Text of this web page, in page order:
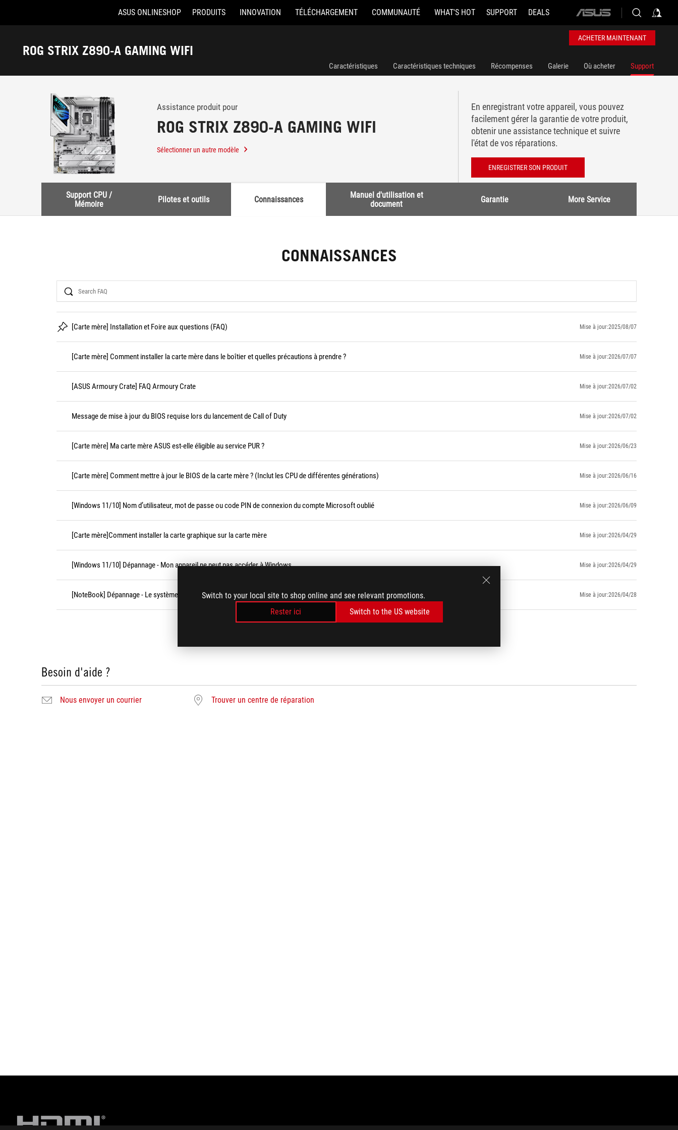
Switch to your local site to shop online and see relevant promotions.
Rester ici
Switch to the US website
Accessibility links
ASUS ONLINESHOP PRODUITS INNOVATION TÉLÉCHARGEMENT COMMUNAUTÉ WHAT'S HOT SUPPORT DEALS
ASUS
logo
ROG STRIX Z890-A GAMING WIFI
ACHETER MAINTENANT
Caractéristiques Caractéristiques techniques Récompenses Galerie Où acheter Support
Assistance produit pour
ROG STRIX Z890-A GAMING WIFI
Sélectionner un autre modèle
En enregistrant votre appareil, vous pouvez
facilement gérer la garantie de votre produit,
obtenir une assistance technique et suivre
l'état de vos réparations.
ENREGISTRER SON PRODUIT
Support CPU /
Mémoire
Pilotes et outils Connaissances
Manuel d'utilisation et
document
Garantie More Service
CONNAISSANCES
Search
[Carte mère] Installation et Foire aux questions (FAQ) Mise à jour:2025/08/07
[Carte mère] Comment installer la carte mère dans le boîtier et quelles précautions à prendre ? Mise à jour:2026/07/07
[ASUS Armoury Crate] FAQ Armoury Crate Mise à jour:2026/07/02
Message de mise à jour du BIOS requise lors du lancement de Call of Duty Mise à jour:2026/07/02
[Carte mère] Ma carte mère ASUS est-elle éligible au service PUR ? Mise à jour:2026/06/23
[Carte mère] Comment mettre à jour le BIOS de la carte mère ? (Inclut les CPU de différentes générations) Mise à jour:2026/06/16
[Windows 11/10] Nom d’utilisateur, mot de passe ou code PIN de connexion du compte Microsoft oublié Mise à jour:2026/06/09
[Carte mère]Comment installer la carte graphique sur la carte mère Mise à jour:2026/04/29
[Windows 11/10] Dépannage - Mon appareil ne peut pas accéder à Windows Mise à jour:2026/04/29
[NoteBook] Dépannage - Le système fonctionne lentement Mise à jour:2026/04/28
Besoin d'aide ?
Nous envoyer un courrier Trouver un centre de réparation